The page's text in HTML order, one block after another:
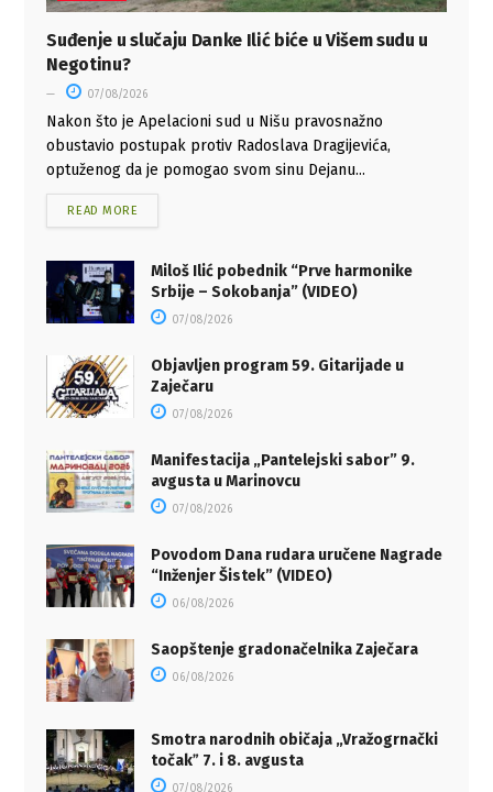
Suđenje u slučaju Danke Ilić biće u Višem sudu u
Negotinu?
07/08/2026
Nakon što je Apelacioni sud u Nišu pravosnažno
obustavio postupak protiv Radoslava Dragijevića,
optuženog da je pomogao svom sinu Dejanu...
READ MORE
Miloš Ilić pobednik “Prve harmonike
Srbije – Sokobanja” (VIDEO)
07/08/2026
Objavljen program 59. Gitarijade u
Zaječaru
07/08/2026
Manifestacija „Pantelejski sabor” 9.
avgusta u Marinovcu
07/08/2026
Povodom Dana rudara uručene Nagrade
“Inženjer Šistek” (VIDEO)
06/08/2026
Saopštenje gradonačelnika Zaječara
06/08/2026
Smotra narodnih običaja „Vražogrnački
točakˮ 7. i 8. avgusta
07/08/2026